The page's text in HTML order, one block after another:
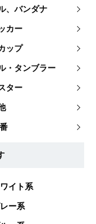
、バンダナ
カー
ップ
・タンブラー
ター
イト系
ー系